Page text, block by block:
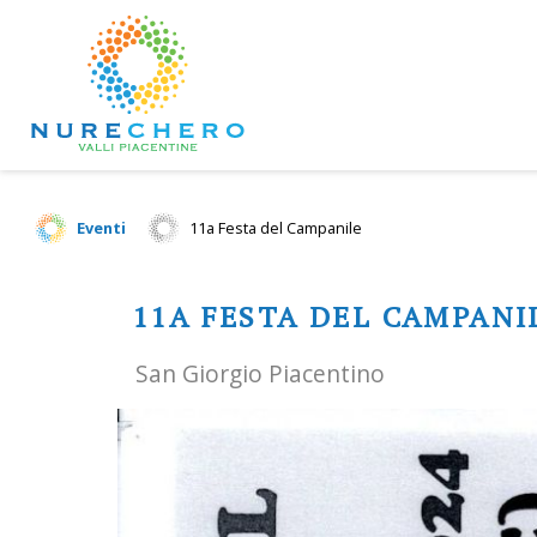
Eventi 11a Festa del Campanile
11A FESTA DEL
San Giorgio Piacentino